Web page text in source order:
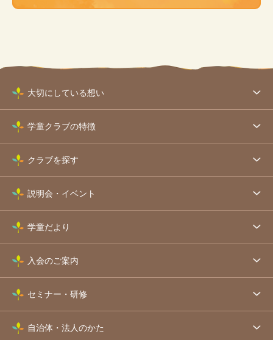
大切にしている想い
学童クラブの特徴
クラブを探す
説明会・イベント
学童だより
入会のご案内
セミナー・研修
自治体・法人のかた